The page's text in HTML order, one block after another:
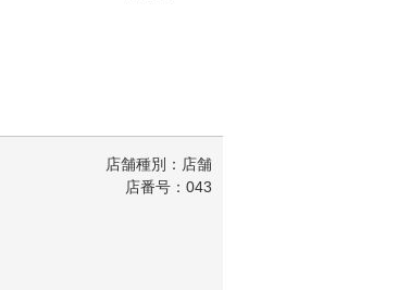
店舗種別：店舗
店番号：043